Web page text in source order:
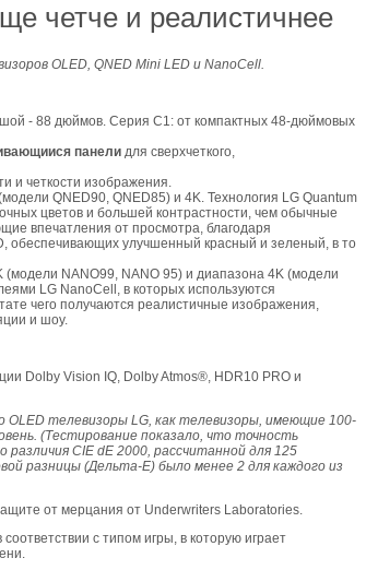
четче и реалистичнее
OLED, QNED Mini LED и NanoCell.
- 88 дюймов. Серия C1: от компактных 48-дюймовых
панели для сверхчеткого,
и четкости изображения.
QNED90, QNED85) и 4K. Технология LG Quantum
цветов и большей контрастности, чем обычные
впечатления от просмотра, благодаря
обеспечивающих улучшенный красный и зеленый, в то
NANO99, NANO 95) и диапазона 4K (модели
LG NanoCell, в которых используются
чего получаются реалистичные изображения,
и шоу.
Dolby Vision IQ, Dolby Atmos®, HDR10 PRO и
телевизоры LG, как телевизоры, имеющие 100-
(Тестирование показало, что точность
CIE dE 2000, рассчитанной для 125
разницы (Дельта-E) было менее 2 для каждого из
от мерцания от Underwriters Laboratories.
с типом игры, в которую играет